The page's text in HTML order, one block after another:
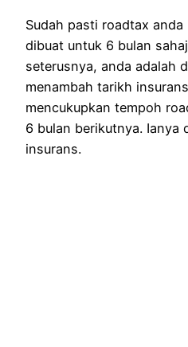
Sudah pasti roadtax
dibuat untuk 6 bulan
seterusnya, anda adalah
menambah tarikh
mencukupkan tempoh
6 bulan berikutnya. Ianya
insurans.